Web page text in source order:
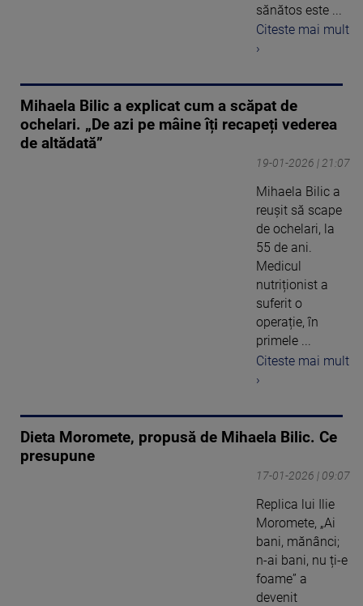
sănătos este ...
Citeste mai mult
›
Mihaela Bilic a explicat cum a scăpat de
ochelari. „De azi pe mâine îți recapeți vederea
de altădată”
19-01-2026 | 21:07
Mihaela Bilic a
reușit să scape
de ochelari, la
55 de ani.
Medicul
nutriționist a
suferit o
operație, în
primele ...
Citeste mai mult
›
Dieta Moromete, propusă de Mihaela Bilic. Ce
presupune
17-01-2026 | 09:07
Replica lui Ilie
Moromete, „Ai
bani, mănânci;
n-ai bani, nu ți-e
foame” a
devenit